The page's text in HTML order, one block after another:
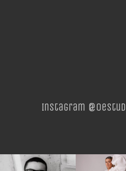
Instagram